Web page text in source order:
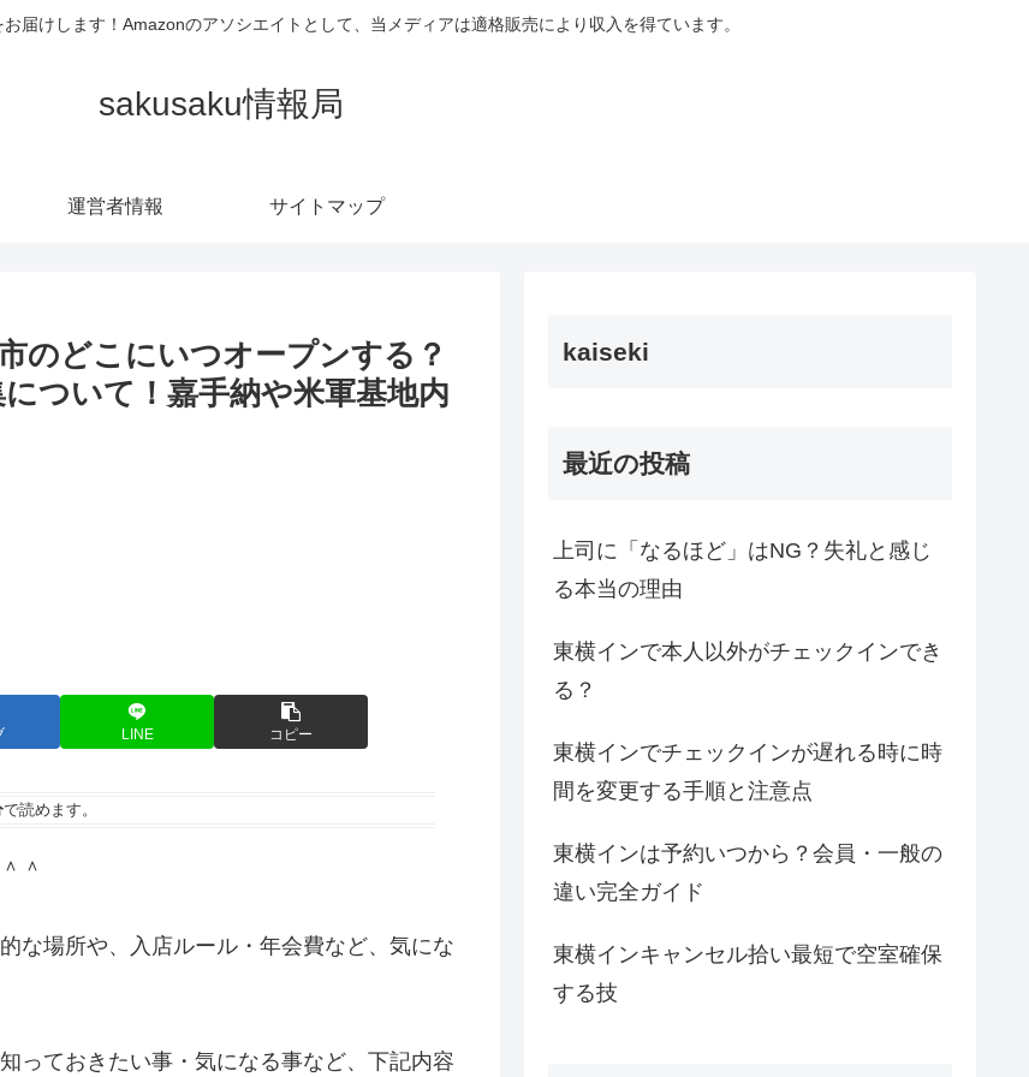
届けします！Amazonのアソシエイトとして、当メディアは適格販売により収入を得ています。
sakusaku情報局
運営者情報 サイトマップ
のどこにいつオープンする？
ついて！嘉手納や米軍基地内
LINE コピー
で読めます。
＾
な場所や、入店ルール・年会費など、気にな
っておきたい事・気になる事など、下記内容
kaiseki
最近の投稿
上司に「なるほど」はNG？失礼と感じ
る本当の理由
東横インで本人以外がチェックインでき
る？
東横インでチェックインが遅れる時に時
間を変更する手順と注意点
東横インは予約いつから？会員・一般の
違い完全ガイド
東横インキャンセル拾い最短で空室確保
する技